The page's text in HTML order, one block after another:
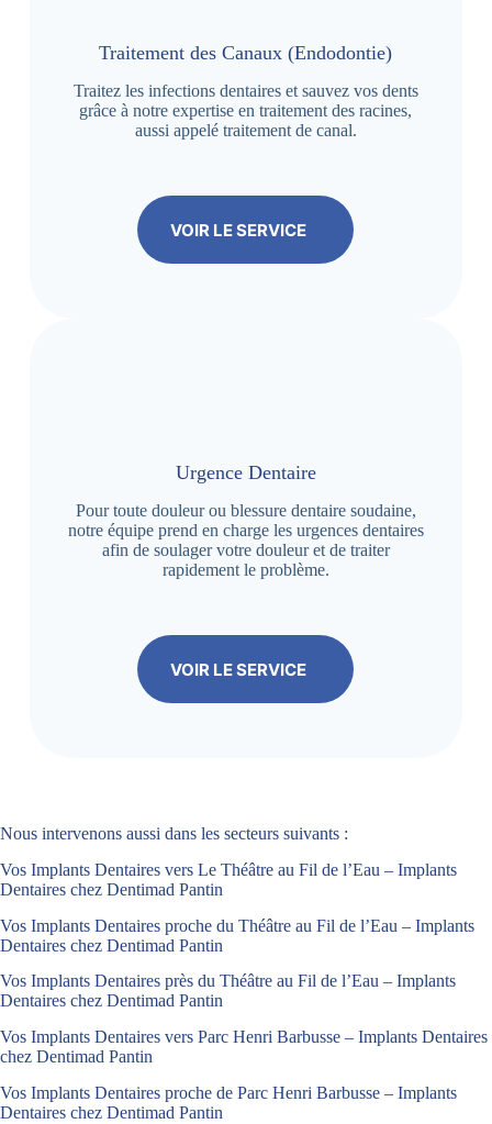
Traitement des Canaux (Endodontie)
Traitez les infections dentaires et sauvez vos dents
grâce à notre expertise en traitement des racines,
aussi appelé traitement de canal.
VOIR LE SERVICE
Urgence Dentaire
Pour toute douleur ou blessure dentaire soudaine,
notre équipe prend en charge les urgences dentaires
afin de soulager votre douleur et de traiter
rapidement le problème.
VOIR LE SERVICE
Nous intervenons aussi dans les secteurs suivants :
Vos Implants Dentaires vers Le Théâtre au Fil de l’Eau – Implants
Dentaires chez Dentimad Pantin
Vos Implants Dentaires proche du Théâtre au Fil de l’Eau – Implants
Dentaires chez Dentimad Pantin
Vos Implants Dentaires près du Théâtre au Fil de l’Eau – Implants
Dentaires chez Dentimad Pantin
Vos Implants Dentaires vers Parc Henri Barbusse – Implants Dentaires
chez Dentimad Pantin
Vos Implants Dentaires proche de Parc Henri Barbusse – Implants
Dentaires chez Dentimad Pantin